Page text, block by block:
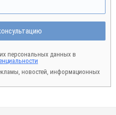
персональных данных в
новостей, информационных